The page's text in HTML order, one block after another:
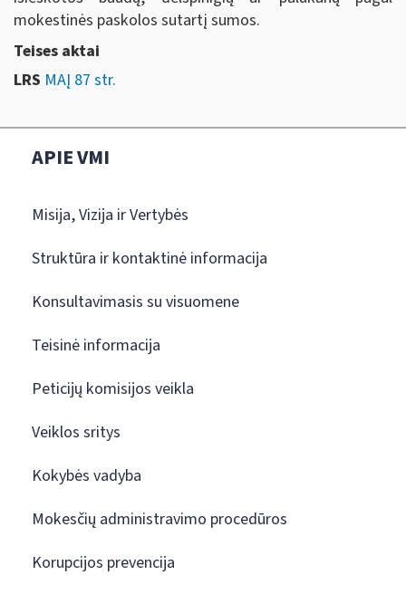
mokestinės paskolos sutartį sumos.
Teises aktai
LRS MAĮ 87 str.
APIE VMI
Misija, Vizija ir Vertybės
Struktūra ir kontaktinė informacija
Konsultavimasis su visuomene
Teisinė informacija
Peticijų komisijos veikla
Veiklos sritys
Kokybės vadyba
Mokesčių administravimo procedūros
Korupcijos prevencija